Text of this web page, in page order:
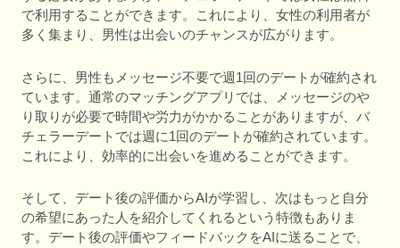
で利用することができます。これにより、女性の利用者が
多く集まり、男性は出会いのチャンスが広がります。
さらに、男性もメッセージ不要で週1回のデートが確約され
ています。通常のマッチングアプリでは、メッセージのや
り取りが必要で時間や労力がかかることがありますが、バ
チェラーデートでは週に1回のデートが確約されています。
これにより、効率的に出会いを進めることができます。
そして、デート後の評価からAIが学習し、次はもっと自分
の希望にあった人を紹介してくれるという特徴もありま
す。デート後の評価やフィードバックをAIに送ることで、